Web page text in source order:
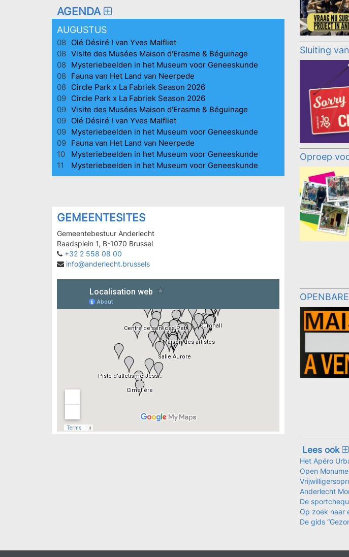
AGENDA
AUGUSTUS
08 Olé Désiré ! van Yves Malfliet
08 Visite des Musées Maison d'Erasme & Béguinage
08 Mysteriebeelden in het Museum voor Geneeskunde
08 Fauna van Het Land van Neerpede
08 Circle Park x La Fabriek Season 2026
09 Circle Park x La Fabriek Season 2026
09 Visite des Musées Maison d'Erasme & Béguinage
09 Olé Désiré ! van Yves Malfliet
09 Mysteriebeelden in het Museum voor Geneeskunde
09 Fauna van Het Land van Neerpede
10
Mysteriebeelden in het Museum voor Geneeskunde
11
Mysteriebeelden in het Museum voor Geneeskunde
GEMEENTESITES
Gemeentebestuur Anderlecht
Raadsplein 1, B-1070 Brussel
+32 2 558 08 00
info@anderlecht.brussels
Sluiting
Oproep
Lees ook
Het Apéro
Open
Anderlecht
De
Op zoek naar
De gids